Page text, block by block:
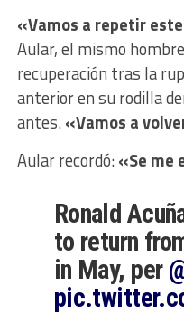
«Vamos a repetir
Aular, el mismo
recuperación tras la
anterior en su rodilla
antes.«Vamos a
Aular recordó:«Se me
Ronald
to return
in May, per